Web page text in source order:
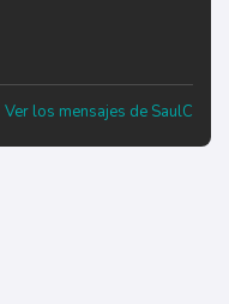
Ver los mensajes de SaulC